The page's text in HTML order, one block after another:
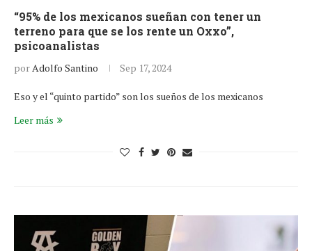
“95% de los mexicanos sueñan con tener un
terreno para que se los rente un Oxxo”,
psicoanalistas
porAdolfo Santino Sep 17, 2024
Eso y el “quinto partido” son los sueños de los mexicanos
Leer más